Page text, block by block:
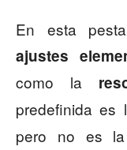
En esta
ajustes
como la
predefinida es
pero no es